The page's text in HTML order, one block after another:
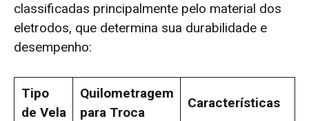
classificadas principalmente pelo material dos
eletrodos, que determina sua durabilidade e
desempenho:
Tipo
de Vela
Quilometragem
para Troca
Características